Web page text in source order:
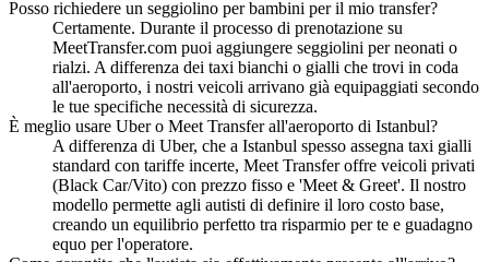
Posso richiedere un seggiolino per bambini per il mio transfer?
Certamente. Durante il processo di prenotazione su
MeetTransfer.com puoi aggiungere seggiolini per neonati o
rialzi. A differenza dei taxi bianchi o gialli che trovi in coda
all'aeroporto, i nostri veicoli arrivano già equipaggiati secondo
le tue specifiche necessità di sicurezza.
È meglio usare Uber o Meet Transfer all'aeroporto di Istanbul?
A differenza di Uber, che a Istanbul spesso assegna taxi gialli
standard con tariffe incerte, Meet Transfer offre veicoli privati
(Black Car/Vito) con prezzo fisso e 'Meet & Greet'. Il nostro
modello permette agli autisti di definire il loro costo base,
creando un equilibrio perfetto tra risparmio per te e guadagno
equo per l'operatore.